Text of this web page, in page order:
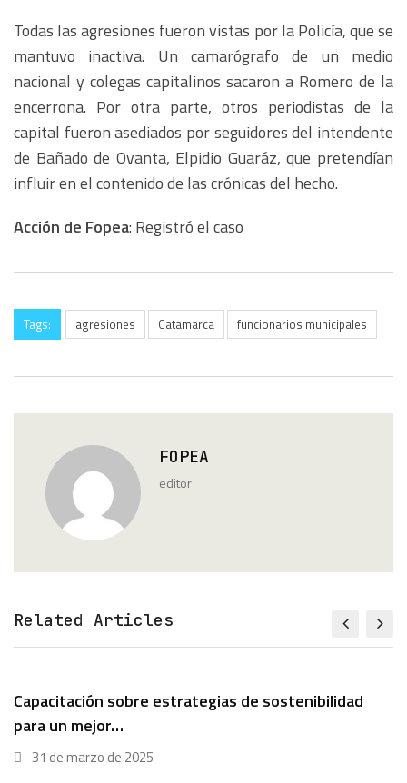
Todas las agresiones fueron vistas por la Policía, que se
mantuvo inactiva. Un camarógrafo de un medio
nacional y colegas capitalinos sacaron a Romero de la
encerrona. Por otra parte, otros periodistas de la
capital fueron asediados por seguidores del intendente
de Bañado de Ovanta, Elpidio Guaráz, que pretendían
influir en el contenido de las crónicas del hecho.
Acción de Fopea: Registró el caso
Tags: agresiones Catamarca funcionarios municipales
FOPEA
editor
Related Articles
Capacitación sobre estrategias de sostenibilidad
para un mejor…
31 de marzo de 2025